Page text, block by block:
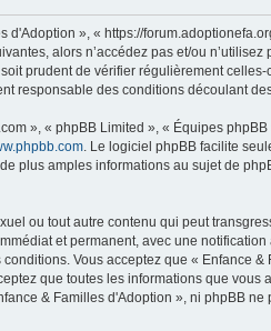
», « https://
alors n’accédez pas et/ou n’utilisez
prudent de vérifier régulièrement
responsable des conditions découlant
», « phpBB Limited », « Équipes
. Le logiciel phpBB facilite
plus amples informations au sujet de
ou tout autre contenu qui peut
et permanent, avec une notification
Vous acceptez que « Enfance &
que toutes les informations que vous
& Familles d'Adoption », ni phpBB